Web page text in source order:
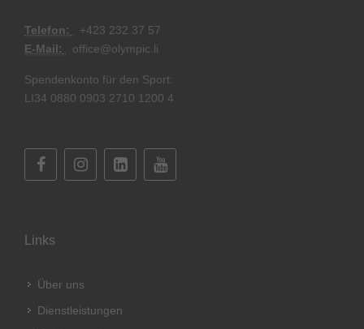
Telefon: +423 232 37 57
E-Mail:
office@olympic.li
Spendenkonto für den Sport:
LI34 0880 0903 2710 1200 4
Links
Über uns
Dienstleistungen